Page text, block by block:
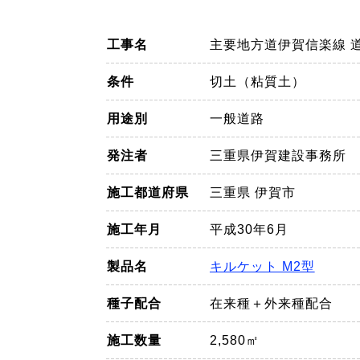
工事名 主要地方道伊賀信楽線
条件 切土（粘質土）
用途別 一般道路
発注者 三重県伊賀建設事務所
施工都道府県 三重県 伊賀市
施工年月 平成30年6月
製品名 キルケット M2型
種子配合 在来種＋外来種配合
施工数量 2,580㎡